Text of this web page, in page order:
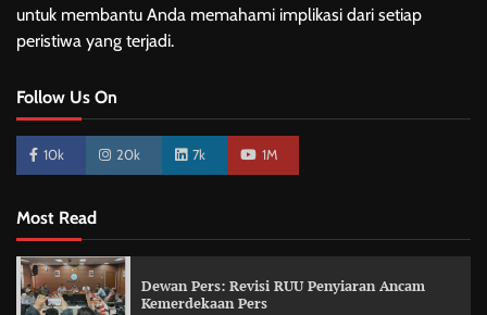
untuk membantu Anda memahami implikasi dari setiap
peristiwa yang terjadi.
Follow Us On
10k 20k 7k 1M
Most Read
Dewan Pers: Revisi RUU Penyiaran Ancam
Kemerdekaan Pers